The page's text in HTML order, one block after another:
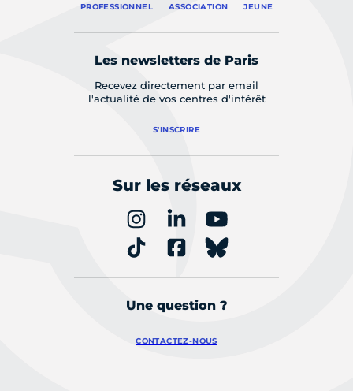
PROFESSIONNEL ASSOCIATION JEUNE
Les newsletters de Paris
Recevez directement par email
l'actualité de vos centres d'intérêt
S'INSCRIRE
Sur les réseaux
Une question ?
CONTACTEZ-NOUS